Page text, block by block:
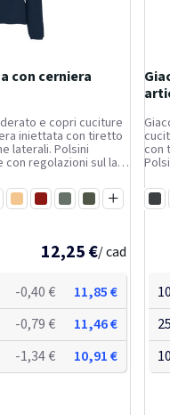
con cerniera
e copri cuciture
iniettata con tiretto
laterali. Polsini
regolazioni sul lato
bottiglia
SabbiaGranatoPiomboVerde pino
12,25 €/ cad
-0,40 €
11,85 €
-0,79 €
11,46 €
-1,34 € 10,91 €
con
alto